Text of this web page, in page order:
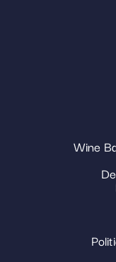
Wine